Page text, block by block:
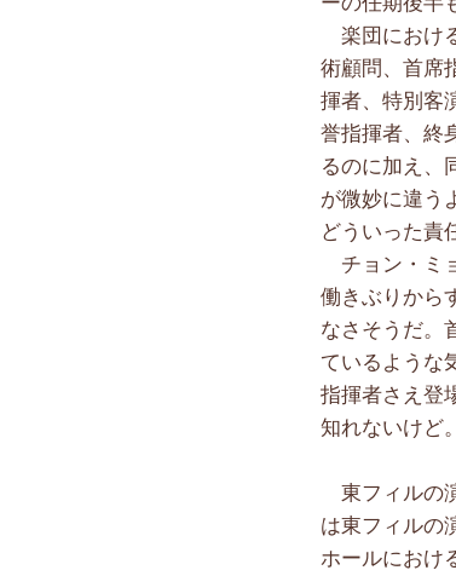
楽団におけ
術顧問、首席
揮者、特別客
誉指揮者、終
るのに加え、
が微妙に違う
どういった責
チョン・ミ
働きぶりから
なさそうだ。
ているような
指揮者さえ登
知れないけど。
東フィルの
は東フィルの
ホールにおけ